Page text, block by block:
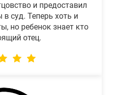
и предоставил
суд. Теперь хоть и
но ребенок знает кто
отец.